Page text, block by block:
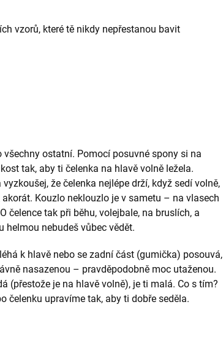
vzorů, které tě nikdy nepřestanou bavit
ostatní. Pomocí posuvné spony si na
tak, aby ti čelenka na hlavě volně ležela.
že čelenka nejlépe drží, když sedí volně,
Kouzlo neklouzlo je v sametu – na vlasech
čelence tak při běhu, volejbale, na bruslích, a
nebudeš vůbec vědět.
k hlavě nebo se zadní část (gumička) posouvá,
nasazenou – pravděpodobně moc utaženou.
(přestože je na hlavě volně), je ti malá. Co s tím?
čelenku upravíme tak, aby ti dobře seděla.